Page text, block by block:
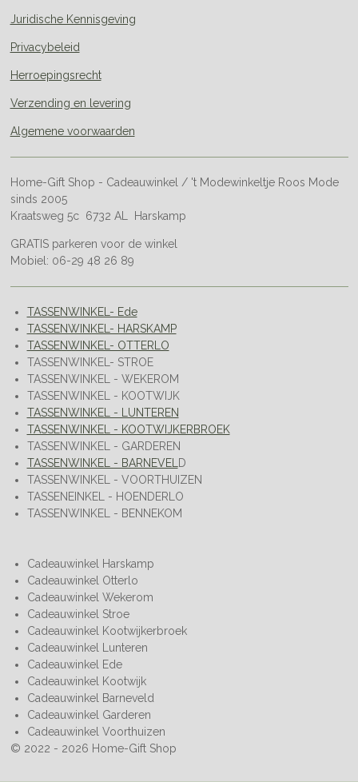
Juridische Kennisgeving
Privacybeleid
Herroepingsrecht
Verzending en levering
Algemene voorwaarden
Home-Gift Shop - Cadeauwinkel / 't Modewinkeltje Roos Mode
sinds 2005
Kraatsweg 5c 6732 AL Harskamp
GRATIS parkeren voor de winkel
Mobiel: 06-29 48 26 89
TASSENWINKEL- Ede
TASSENWINKEL- HARSKAMP
TASSENWINKEL- OTTERLO
TASSENWINKEL- STROE
TASSENWINKEL - WEKEROM
TASSENWINKEL - KOOTWIJK
TASSENWINKEL - LUNTEREN
TASSENWINKEL - KOOTWIJKERBROEK
TASSENWINKEL - GARDEREN
TASSENWINKEL - BARNEVELD
TASSENWINKEL - VOORTHUIZEN
TASSENEINKEL - HOENDERLO
TASSENWINKEL - BENNEKOM
Cadeauwinkel Harskamp
Cadeauwinkel Otterlo
Cadeauwinkel Wekerom
Cadeauwinkel Stroe
Cadeauwinkel Kootwijkerbroek
Cadeauwinkel Lunteren
Cadeauwinkel Ede
Cadeauwinkel Kootwijk
Cadeauwinkel Barneveld
Cadeauwinkel Garderen
Cadeauwinkel Voorthuizen
© 2022 - 2026 Home-Gift Shop